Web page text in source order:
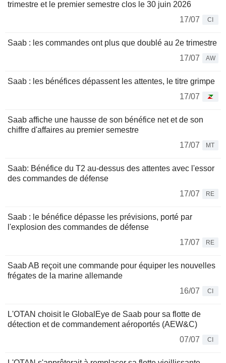
trimestre et le premier semestre clos le 30 juin 2026
17/07
CI
Saab : les commandes ont plus que doublé au 2e trimestre
17/07
AW
Saab : les bénéfices dépassent les attentes, le titre grimpe
17/07
Saab affiche une hausse de son bénéfice net et de son
chiffre d'affaires au premier semestre
17/07
MT
Saab: Bénéfice du T2 au-dessus des attentes avec l'essor
des commandes de défense
17/07
RE
Saab : le bénéfice dépasse les prévisions, porté par
l'explosion des commandes de défense
17/07
RE
Saab AB reçoit une commande pour équiper les nouvelles
frégates de la marine allemande
16/07
CI
L'OTAN choisit le GlobalEye de Saab pour sa flotte de
détection et de commandement aéroportés (AEW&C)
07/07
CI